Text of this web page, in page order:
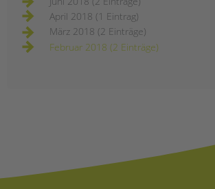
April 2018 (1 Eintrag)
März 2018 (2 Einträge)
Februar 2018 (2 Einträge)